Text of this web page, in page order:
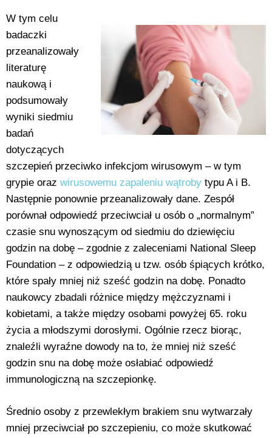
W tym celu
badaczki
przeanalizowały
literaturę
naukową i
podsumowały
wyniki siedmiu
badań
dotyczących
szczepień przeciwko infekcjom wirusowym – w tym
grypie oraz wirusowemu zapaleniu wątroby typu A i B.
Następnie ponownie przeanalizowały dane. Zespół
porównał odpowiedź przeciwciał u osób o „normalnym”
czasie snu wynoszącym od siedmiu do dziewięciu
godzin na dobę – zgodnie z zaleceniami National Sleep
Foundation – z odpowiedzią u tzw. osób śpiących krótko,
które spały mniej niż sześć godzin na dobę. Ponadto
naukowcy zbadali różnice między mężczyznami i
kobietami, a także między osobami powyżej 65. roku
życia a młodszymi dorosłymi. Ogólnie rzecz biorąc,
znaleźli wyraźne dowody na to, że mniej niż sześć
godzin snu na dobę może osłabiać odpowiedź
immunologiczną na szczepionkę.
Średnio osoby z przewlekłym brakiem snu wytwarzały
mniej przeciwciał po szczepieniu, co może skutkować